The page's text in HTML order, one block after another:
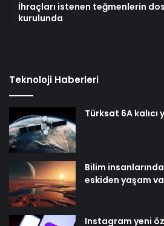
İhraçları istenen teğmenlerin
kurulunda
Teknoloji Haberleri
Türksat 6A kalıcı
Bilim
eskiden yaşam
Instagram yeni